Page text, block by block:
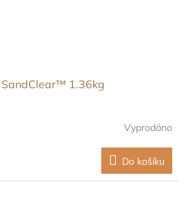
SandClear™ 1.36kg
Vyprodáno
Do košíku